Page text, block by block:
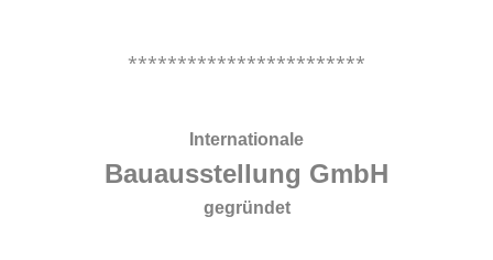
************************
Internationale
Bauausstellung GmbH
gegründet